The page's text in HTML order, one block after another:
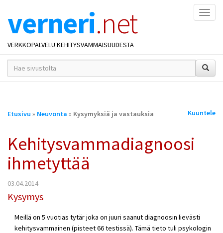
verneri.net
VERKKOPALVELU KEHITYSVAMMAISUUDESTA
hakusana(t)
*
Olet
Etusivu » Neuvonta » Kysymyksiä ja vastauksia Kuuntele
Kehitysvammadiagnoosi
ihmetyttää
03.04.2014
Kysymys
Meillä on 5 vuotias tytär joka on juuri saanut diagnoosin lievästi
kehitysvammainen (pisteet 66 testissä). Tämä tieto tuli psykologin